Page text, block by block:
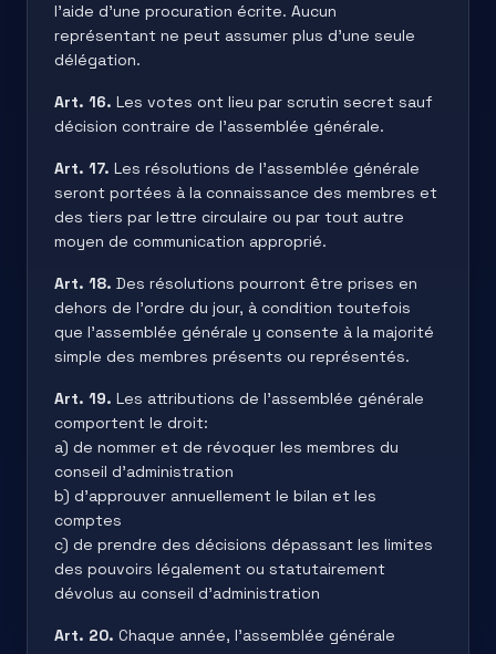
l’aide d’une procuration écrite. Aucun
représentant ne peut assumer plus d’une seule
délégation.
Art. 16. Les votes ont lieu par scrutin secret sauf
décision contraire de l’assemblée générale.
Art. 17. Les résolutions de l’assemblée générale
seront portées à la connaissance des membres et
des tiers par lettre circulaire ou par tout autre
moyen de communication approprié.
Art. 18. Des résolutions pourront être prises en
dehors de l’ordre du jour, à condition toutefois
que l’assemblée générale y consente à la majorité
simple des membres présents ou représentés.
Art. 19. Les attributions de l’assemblée générale
comportent le droit:
a) de nommer et de révoquer les membres du
conseil d’administration
b) d’approuver annuellement le bilan et les
comptes
c) de prendre des décisions dépassant les limites
des pouvoirs légalement ou statutairement
dévolus au conseil d’administration
Art. 20. Chaque année, l’assemblée générale